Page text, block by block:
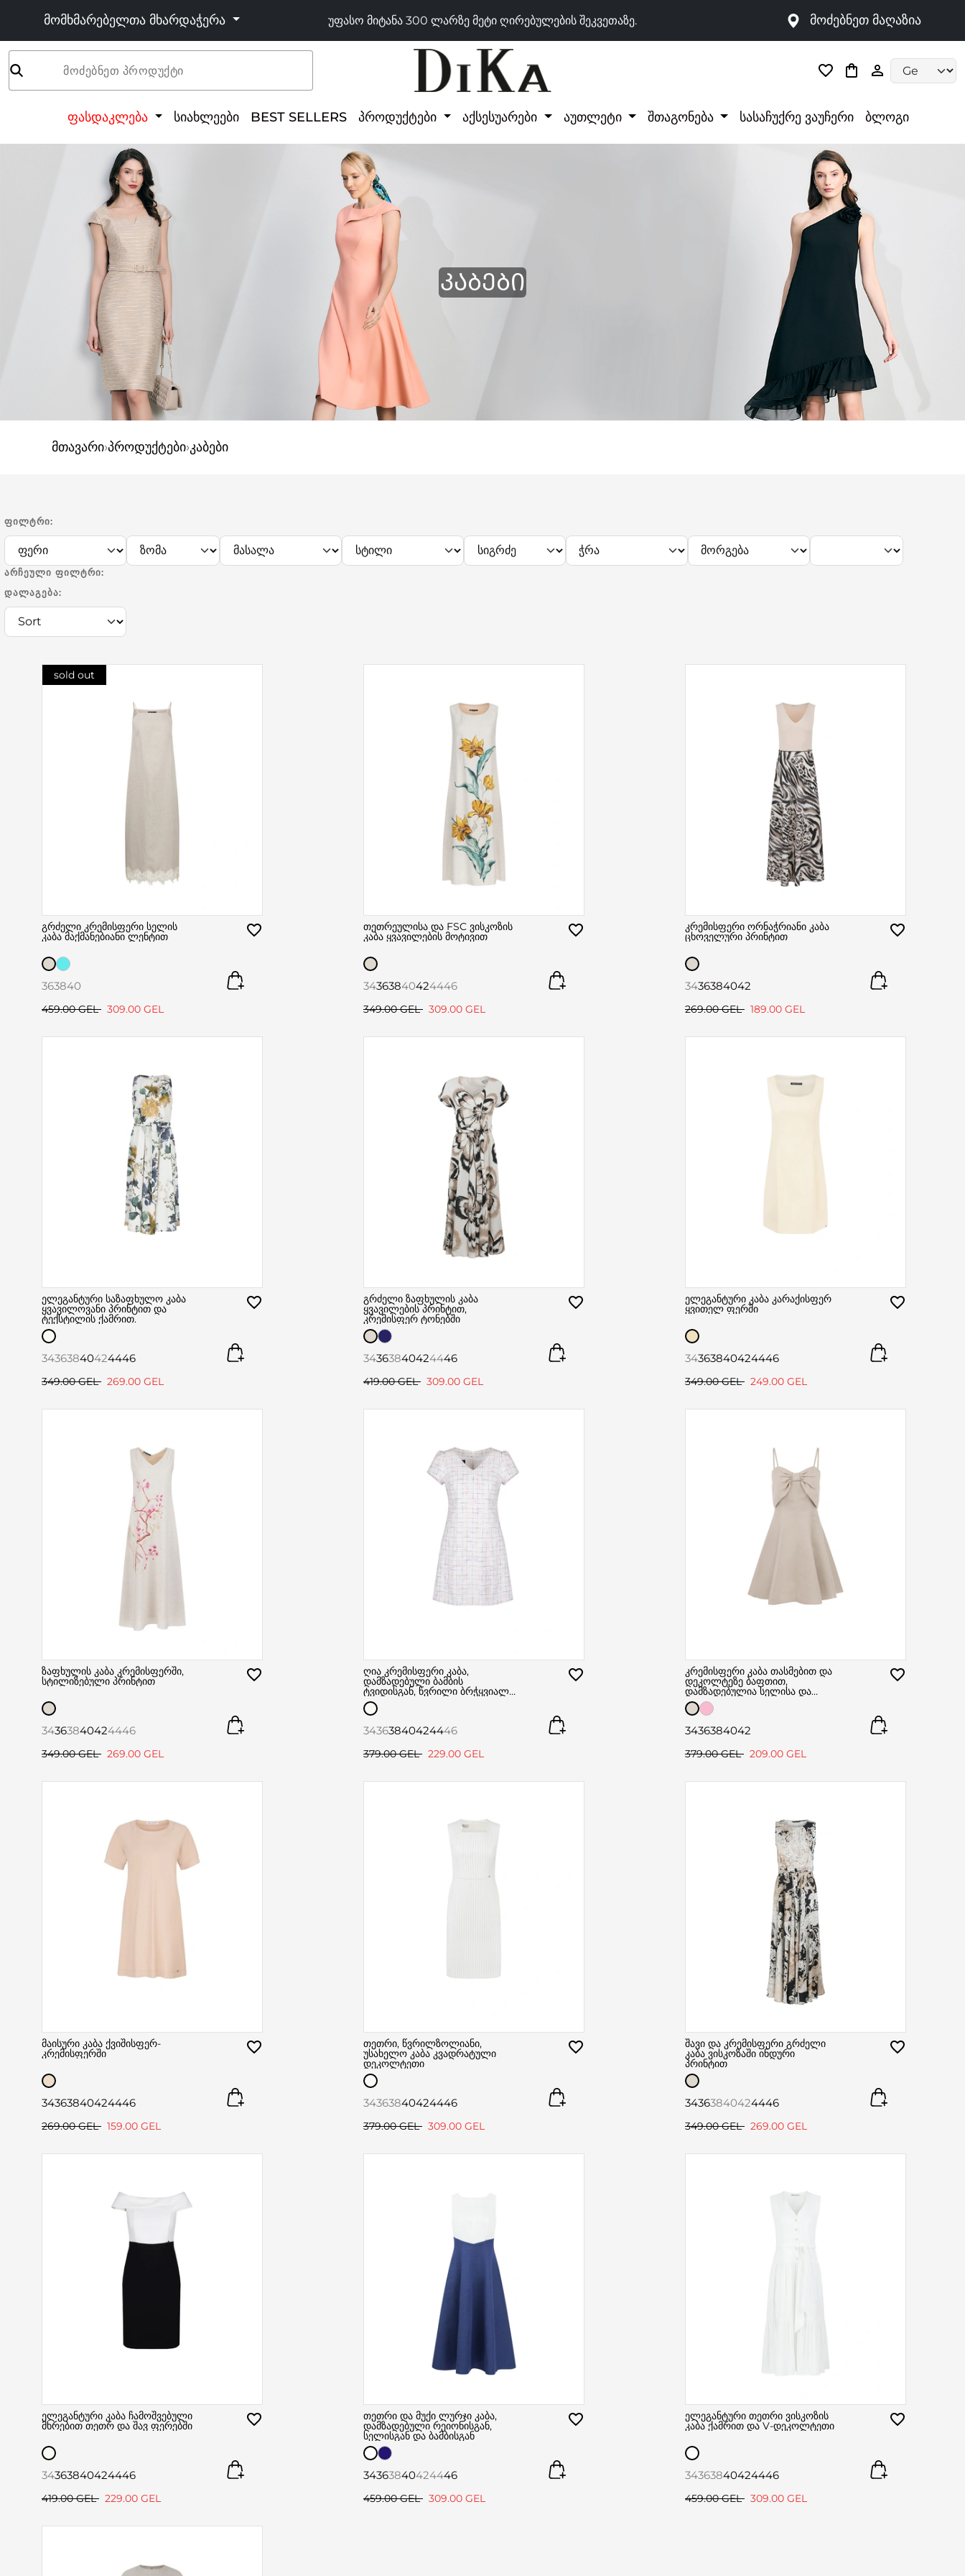
მომხმარებელთა მხარდაჭერა უფასო მიტანა 300 ლარზე მეტი ღირებულების შეკვეთაზე. მოძებნეთ მაღაზია
მოძებნეთ პროდუქტი
ფასდაკლება სიახლეები BEST SELLERS პროდუქტები აქსესუარები აუთლეტი შთაგონება სასაჩუქრე ვაუჩერი ბლოგი
ᲙᲐᲑᲔᲑᲘ
მთავარი›პროდუქტები›კაბები
ᲤᲘᲚᲢᲠᲘ:
ᲐᲠᲩᲔᲣᲚᲘ ᲤᲘᲚᲢᲠᲘ:
ᲓᲐᲚᲐᲒᲔᲑᲐ:
sold out
გრძელი კრემისფერი სელის
კაბა მაქმანებიანი ლენტით
363840
459.00 GEL 309.00 GEL
თეთრეულისა და FSC ვისკოზის
კაბა ყვავილების მოტივით
34363840424446
349.00 GEL 309.00 GEL
კრემისფერი ორნაჭრიანი კაბა
ცხოველური პრინტით
3436384042
269.00 GEL 189.00 GEL
ელეგანტური საზაფხულო კაბა
ყვავილოვანი პრინტით და
ტექსტილის ქამრით.
34363840424446
349.00 GEL 269.00 GEL
გრძელი ზაფხულის კაბა
ყვავილების პრინტით,
კრემისფერ ტონებში
34363840424446
419.00 GEL 309.00 GEL
ელეგანტური კაბა კარაქისფერ
ყვითელ ფერში
34363840424446
349.00 GEL 249.00 GEL
ზაფხულის კაბა კრემისფერში,
სტილიზებული პრინტით
34363840424446
349.00 GEL 269.00 GEL
ღია კრემისფერი კაბა,
დამზადებული ბამბის
ტვიდისგან, წვრილი ბრჭყვიალა
ელემენტებით და ლურექსის
ძაფებით
34363840424446
379.00 GEL 229.00 GEL
კრემისფერი კაბა თასმებით და
დეკოლტეზე ბაფთით,
დამზადებულია სელისა და
ვისკოზისგან
3436384042
379.00 GEL 209.00 GEL
მაისური კაბა ქვიშისფერ-
კრემისფერში
34363840424446
269.00 GEL 159.00 GEL
თეთრი, წვრილზოლიანი,
უსახელო კაბა კვადრატული
დეკოლტეთი
34363840424446
379.00 GEL 309.00 GEL
შავი და კრემისფერი გრძელი
კაბა ვისკოზაში ინდური
პრინტით
34363840424446
349.00 GEL 269.00 GEL
ელეგანტური კაბა ჩამოშვებული
მხრებით თეთრ და შავ ფერებში
34363840424446
419.00 GEL 229.00 GEL
თეთრი და მუქი ლურჯი კაბა,
დამზადებული რეიონისგან,
სელისგან და ბამბისგან
34363840424446
459.00 GEL 309.00 GEL
ელეგანტური თეთრი ვისკოზის
კაბა ქამრით და V-დეკოლტეთი
34363840424446
459.00 GEL 309.00 GEL